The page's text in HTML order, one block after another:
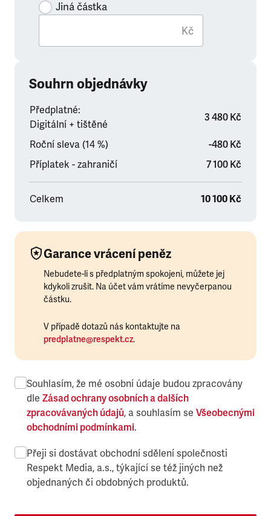
Jiná částka
Kč
Souhrn objednávky
Předplatné:
Digitální + tištěné
3 480 Kč
Roční sleva (14 %)
-480 Kč
Příplatek - zahraničí
7 100 Kč
Celkem 10 100 Kč
Garance vrácení peněz
Nebudete-li s předplatným spokojeni, můžete jej
kdykoli zrušit. Na účet vám vrátíme nevyčerpanou
částku.
V případě dotazů nás kontaktujte na
predplatne@respekt.cz.
Souhlasím, že mé osobní údaje budou zpracovány
dle Zásad ochrany osobních a dalších
zpracovávaných údajů, a souhlasím se Všeobecnými
obchodními podmínkami.
Přeji si dostávat obchodní sdělení společnosti
Respekt Media, a.s., týkající se též jiných než
objednaných či obdobných produktů.